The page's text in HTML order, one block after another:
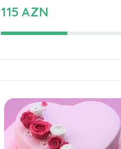
115 AZN